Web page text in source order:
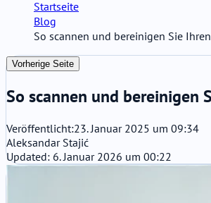
Startseite
Blog
So scannen und bereinigen Sie
Vorherige Seite
So scannen und bereinigen
Veröffentlicht:23. Januar 2025 um 09:34
Aleksandar Stajić
Updated: 6. Januar 2026 um 00:22